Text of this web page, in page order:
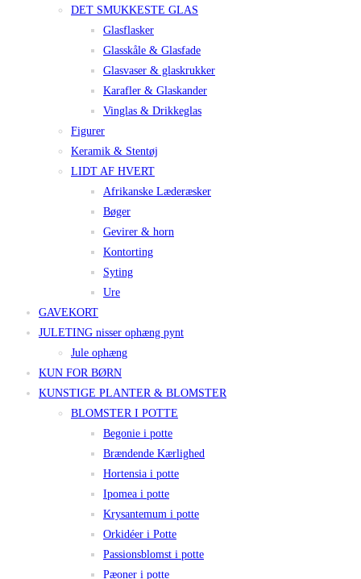
DET SMUKKESTE GLAS
Glasflasker
Glasskåle & Glasfade
Glasvaser & glaskrukker
Karafler & Glaskander
Vinglas & Drikkeglas
Figurer
Keramik & Stentøj
LIDT AF HVERT
Afrikanske Læderæsker
Bøger
Gevirer & horn
Kontorting
Syting
Ure
GAVEKORT
JULETING nisser ophæng pynt
Jule ophæng
KUN FOR BØRN
KUNSTIGE PLANTER & BLOMSTER
BLOMSTER I POTTE
Begonie i potte
Brændende Kærlighed
Hortensia i potte
Ipomea i potte
Krysantemum i potte
Orkidéer i Potte
Passionsblomst i potte
Pæoner i potte